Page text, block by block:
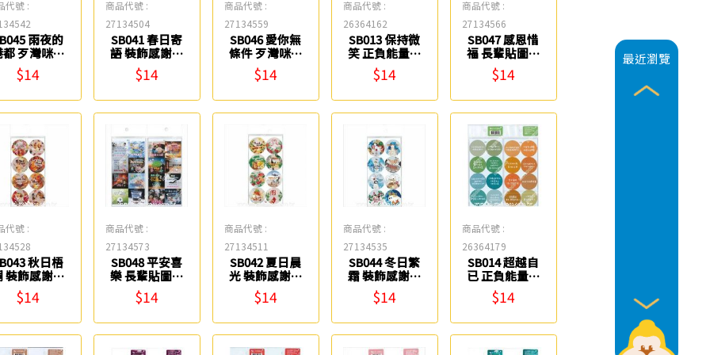
最近瀏覽
代號 :
雨夜的
灣咪ㄟ
貼紙 鶴屋
$14
商品代號 :
27134504
SB041 春日寄
語 裝飾感謝貼
紙 鶴屋
$14
商品代號 :
27134559
SB046 愛你無
條件 歹灣咪ㄟ
貼紙 鶴屋
$14
商品代號 :
26364162
SB013 保持微
笑 正負能量貼
紙 鶴屋
$14
商品代號 :
27134566
SB047 感恩惜
福 長輩貼圖貼
紙 鶴屋
$14
代號 :
秋日梧
貼
紙 鶴屋
$14
商品代號 :
27134573
SB048 平安喜
樂 長輩貼圖貼
紙 鶴屋
$14
商品代號 :
27134511
SB042 夏日晨
光 裝飾感謝貼
紙 鶴屋
$14
商品代號 :
27134535
SB044 冬日繁
霜 裝飾感謝貼
紙 鶴屋
$14
商品代號 :
26364179
SB014 超越自
已 正負能量貼
紙 鶴屋
$14